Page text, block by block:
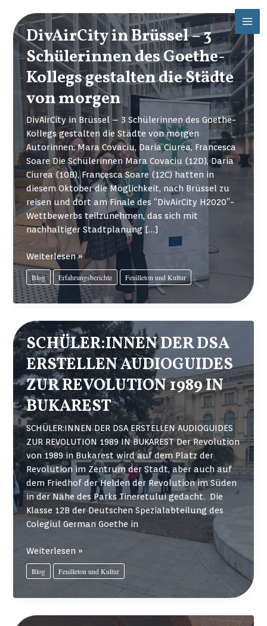
Inhalt
springenDivAirCity in Brüssel – 3
Schülerinnen des Goethe-
Kollegs gestalten die Städte
von morgen
DivAirCity in Brüssel – 3 Schülerinnen des Goethe-
Kollegs gestalten die Städte von morgen
Autorinnen: Mara Covaciu, Daria Ciurea, Francesca
Soare Die Schülerinnen Mara Covaciu (12D), Daria
Ciurea (10B), Francesca Soare (12C) hatten in
diesem Oktober die Möglichkeit, nach Brüssel zu
reisen und dort am Finale des “DivAirCity H2020”-
Wettbewerbs teilzunehmen, das sich mit
nachhaltiger Stadtplanung […]
DivAirCity
in
Brüssel
–
Schülerinnen
des
Goethe-
Kollegs
gestalten
die
Städte
von
morgen
Weiterlesen »
Blog Erfahrungsberichte Feuilleton und Kultur
SCHÜLER:INNEN DER DSA
ERSTELLEN AUDIOGUIDES
ZUR REVOLUTION 1989 IN
BUKAREST
SCHÜLER:INNEN DER DSA ERSTELLEN AUDIOGUIDES
ZUR REVOLUTION 1989 IN BUKAREST Der Revolution
von 1989 in Bukarest wird auf dem Platz der
Revolution im Zentrum der Stadt, aber auch auf
dem Friedhof der Helden der Revolution im Süden
in der Nähe des Parks Tineretului gedacht. Die
Klasse 12B der Deutschen Spezialabteilung des
Colegiul German Goethe in
SCHÜLER:INNEN
DER
DSA
ZUR
Weiterlesen »
Blog Feuilleton und Kultur